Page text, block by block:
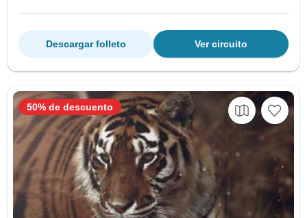
Ver circuito
Descargar folleto
50% de descuento